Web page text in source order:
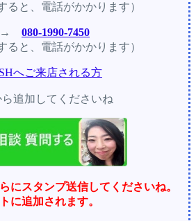
ると、電話がかかります）
080-1990-7450
ると、電話がかかります）
追加してくださいね
にスタンプ送信してくださいね。
に追加されます。